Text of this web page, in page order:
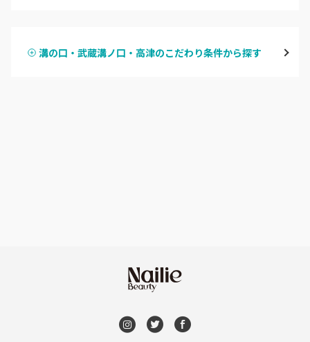
桜木町・みなとみらい・関内
ハンドスカルプ
溝の口・武蔵溝ノ口・高津のこだわり条件から探す